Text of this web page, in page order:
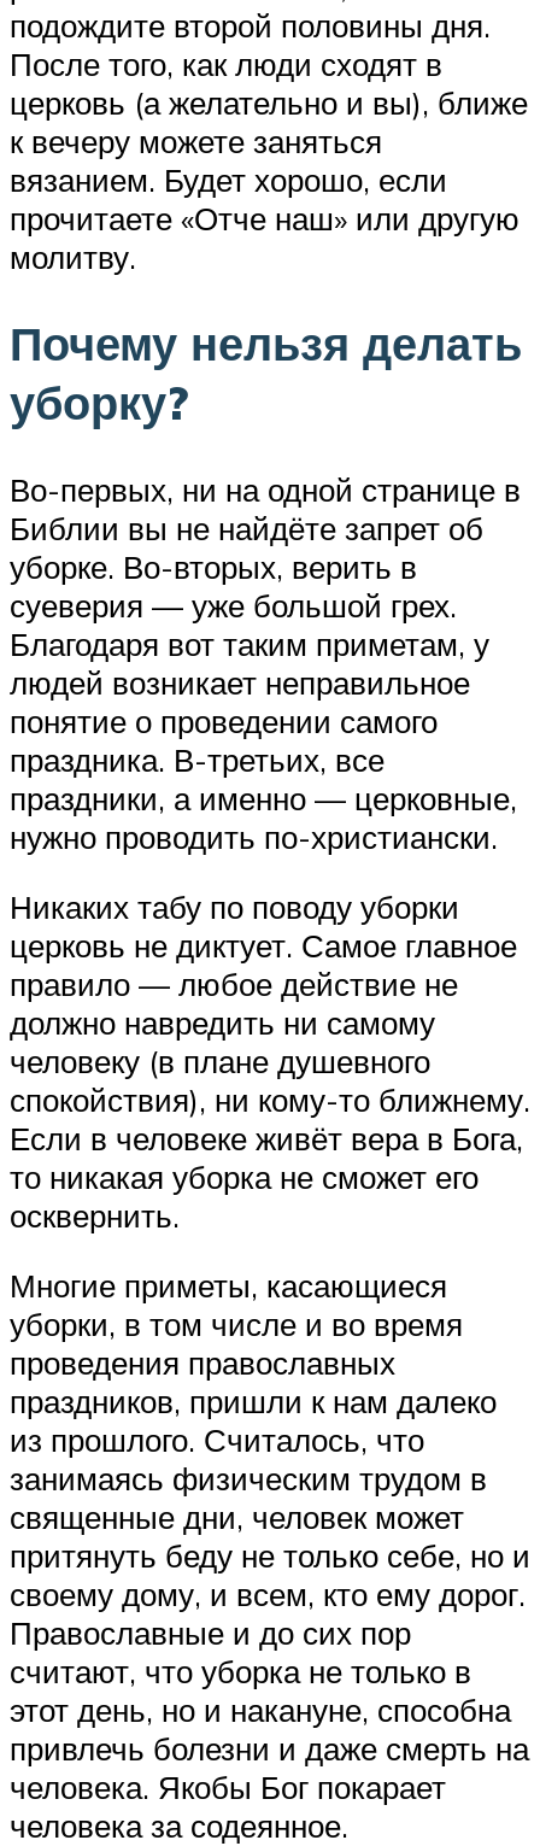
подождите второй половины дня.
После того, как люди сходят в
церковь (а желательно и вы), ближе
к вечеру можете заняться
вязанием. Будет хорошо, если
прочитаете «Отче наш» или другую
молитву.
Почему нельзя делать
уборку?
Во-первых, ни на одной странице в
Библии вы не найдёте запрет об
уборке. Во-вторых, верить в
суеверия — уже большой грех.
Благодаря вот таким приметам, у
людей возникает неправильное
понятие о проведении самого
праздника. В-третьих, все
праздники, а именно — церковные,
нужно проводить по-христиански.
Никаких табу по поводу уборки
церковь не диктует. Самое главное
правило — любое действие не
должно навредить ни самому
человеку (в плане душевного
спокойствия), ни кому-то ближнему.
Если в человеке живёт вера в Бога,
то никакая уборка не сможет его
осквернить.
Многие приметы, касающиеся
уборки, в том числе и во время
проведения православных
праздников, пришли к нам далеко
из прошлого. Считалось, что
занимаясь физическим трудом в
священные дни, человек может
притянуть беду не только себе, но и
своему дому, и всем, кто ему дорог.
Православные и до сих пор
считают, что уборка не только в
этот день, но и накануне, способна
привлечь болезни и даже смерть на
человека. Якобы Бог покарает
человека за содеянное.